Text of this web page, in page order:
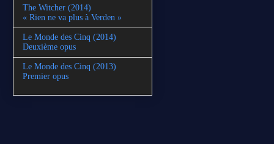
The Witcher (2014)
« Rien ne va plus à Verden »
Le Monde des Cinq (2014)
Deuxième opus
Le Monde des Cinq (2013)
Premier opus